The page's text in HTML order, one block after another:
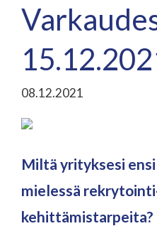
08.12.2021
Miltä yrityksesi
mielessä
kehittämistarpeita?